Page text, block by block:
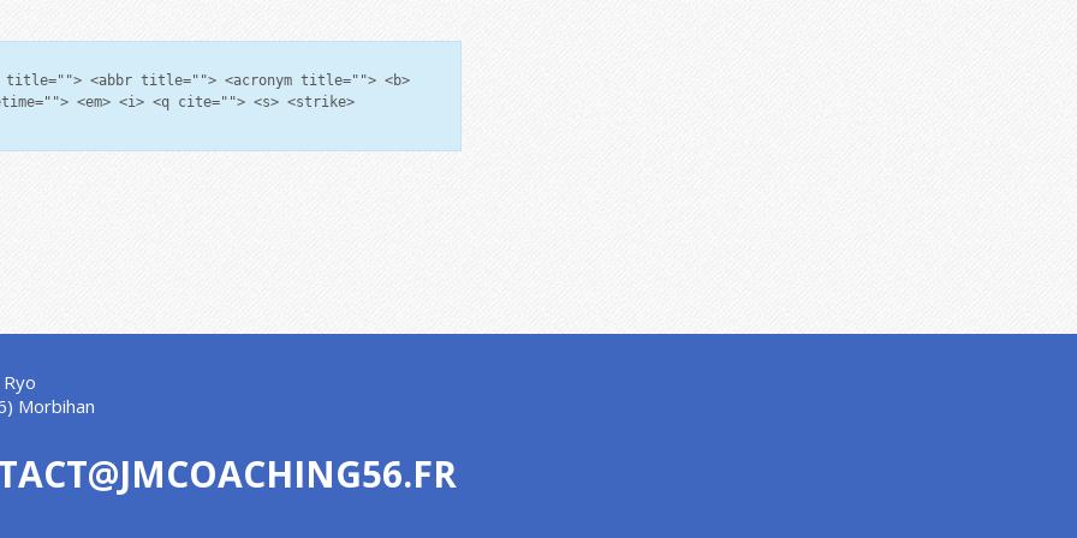
title=""> <abbr title=""> <acronym title=""> <b>
<em> <i> <q cite=""> <s> <strike>
Morbihan